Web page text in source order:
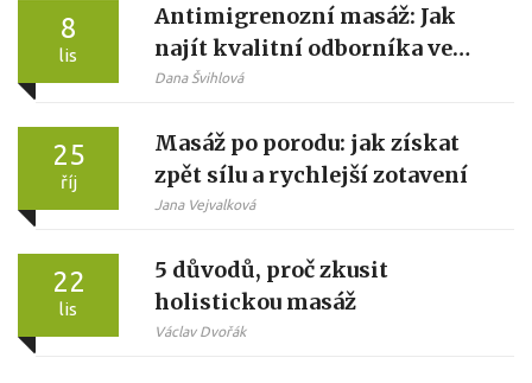
8
lis
Antimigrenozní masáž: Jak
najít kvalitní odborníka ve
vašem městě
Dana Švihlová
25
říj
Masáž po porodu: jak získat
zpět sílu a rychlejší zotavení
Jana Vejvalková
22
lis
5 důvodů, proč zkusit
holistickou masáž
Václav Dvořák